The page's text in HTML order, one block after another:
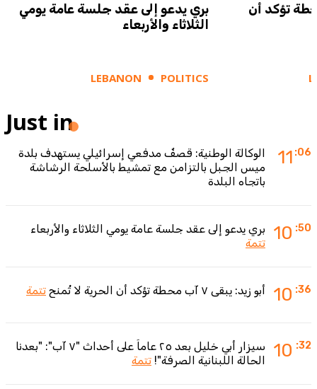
بري يدعو إلى عقد جلسة عامة يومي
الثلاثاء والأربعاء
LEBANON POLITICS
٧ آب محطة تؤكد أن
Just in
11 :06
الوكالة الوطنية: قصفٌ مدفعي إسرائيلي يستهدف بلدة
ميس الجبل بالتزامن مع تمشيط بالأسلحة الرشاشة
باتجاه البلدة
10 :50
بري يدعو إلى عقد جلسة عامة يومي الثلاثاء والأربعاء
تتمة
10 :36 أبو زيد: يبقى ٧ آب محطة تؤكد أن الحرية لا تُمنح تتمة
10 :32
سيزار أبي خليل بعد ٢٥ عاماً على أحداث "٧ آب": "بعدنا
الحالة اللبنانية الصرفة"! تتمة